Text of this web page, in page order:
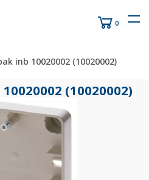
0
inb 10020002 (10020002)
(10020002)